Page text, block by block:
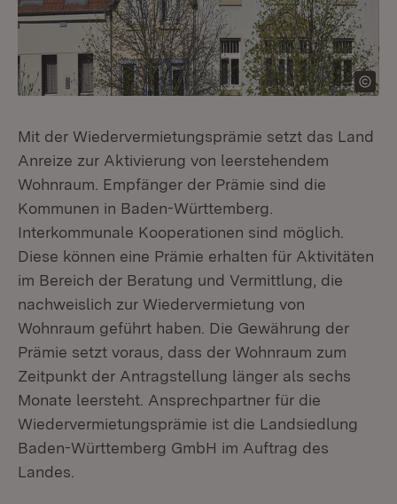
Mit der Wiedervermietungsprämie setzt das Land
Anreize zur Aktivierung von leerstehendem
Wohnraum. Empfänger der Prämie sind die
Kommunen in Baden-Württemberg.
Interkommunale Kooperationen sind möglich.
Diese können eine Prämie erhalten für Aktivitäten
im Bereich der Beratung und Vermittlung, die
nachweislich zur Wiedervermietung von
Wohnraum geführt haben. Die Gewährung der
Prämie setzt voraus, dass der Wohnraum zum
Zeitpunkt der Antragstellung länger als sechs
Monate leersteht. Ansprechpartner für die
Wiedervermietungsprämie ist die Landsiedlung
Baden-Württemberg GmbH im Auftrag des
Landes.